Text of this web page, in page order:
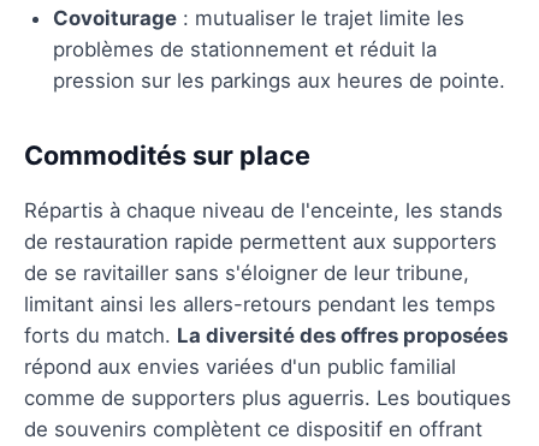
Covoiturage : mutualiser le trajet limite les
problèmes de stationnement et réduit la
pression sur les parkings aux heures de pointe.
Commodités sur place
Répartis à chaque niveau de l'enceinte, les stands
de restauration rapide permettent aux supporters
de se ravitailler sans s'éloigner de leur tribune,
limitant ainsi les allers-retours pendant les temps
forts du match. La diversité des offres proposées
répond aux envies variées d'un public familial
comme de supporters plus aguerris. Les boutiques
de souvenirs complètent ce dispositif en offrant